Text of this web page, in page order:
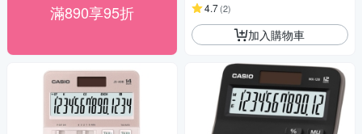
滿890享95折 4.7(2)
加入購物車